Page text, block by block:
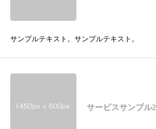
サンプルテキスト。サンプルテキスト。
サービスサンプル2